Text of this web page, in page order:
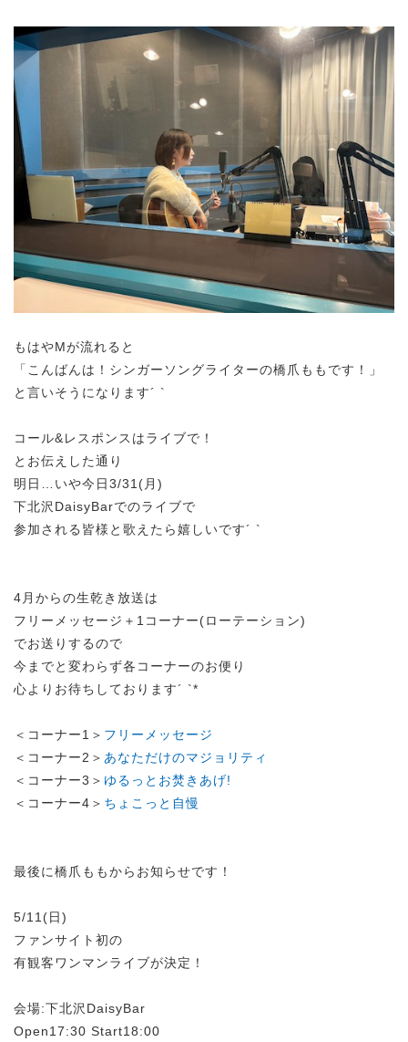
もはやMが流れると
「こんばんは！シンガーソングライターの橋爪ももです！」
と言いそうになります´ `
コール&レスポンスはライブで！
とお伝えした通り
明日…いや今日3/31(月)
下北沢DaisyBarでのライブで
参加される皆様と歌えたら嬉しいです´ `
4月からの生乾き放送は
フリーメッセージ＋1コーナー(ローテーション)
でお送りするので
今までと変わらず各コーナーのお便り
心よりお待ちしております´ `*
＜コーナー1＞ フリーメッセージ
＜コーナー2＞ あなただけのマジョリティ
＜コーナー3＞ ゆるっとお焚きあげ!
＜コーナー4＞ ちょこっと自慢
最後に橋爪ももからお知らせです！
5/11(日)
ファンサイト初の
有観客ワンマンライブが決定！
会場:下北沢DaisyBar
Open17:30 Start18:00